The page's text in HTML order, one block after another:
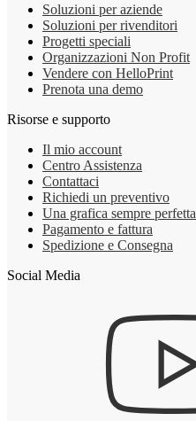
Soluzioni per aziende
Soluzioni per rivenditori
Progetti speciali
Organizzazioni Non Profit
Vendere con HelloPrint
Prenota una demo
Risorse e supporto
Il mio account
Centro Assistenza
Contattaci
Richiedi un preventivo
Una grafica sempre perfetta
Pagamento e fattura
Spedizione e Consegna
Social Media